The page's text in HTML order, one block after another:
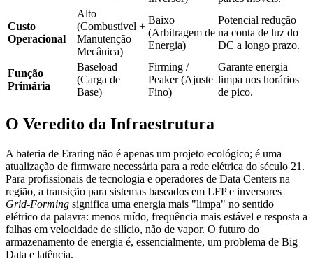
Custo
Operacional
Alto
(Combustível +
Manutenção
Mecânica)
Baixo
(Arbitragem de
Energia)
Potencial redução
na conta de luz do
DC a longo prazo.
Função
Primária
Baseload
(Carga de
Base)
Firming /
Peaker (Ajuste
Fino)
Garante energia
limpa nos horários
de pico.
O Veredito da Infraestrutura
A bateria de Eraring não é apenas um projeto ecológico; é uma
atualização de firmware necessária para a rede elétrica do século 21.
Para profissionais de tecnologia e operadores de Data Centers na
região, a transição para sistemas baseados em LFP e inversores
Grid-Forming significa uma energia mais "limpa" no sentido
elétrico da palavra: menos ruído, frequência mais estável e resposta a
falhas em velocidade de silício, não de vapor. O futuro do
armazenamento de energia é, essencialmente, um problema de Big
Data e latência.